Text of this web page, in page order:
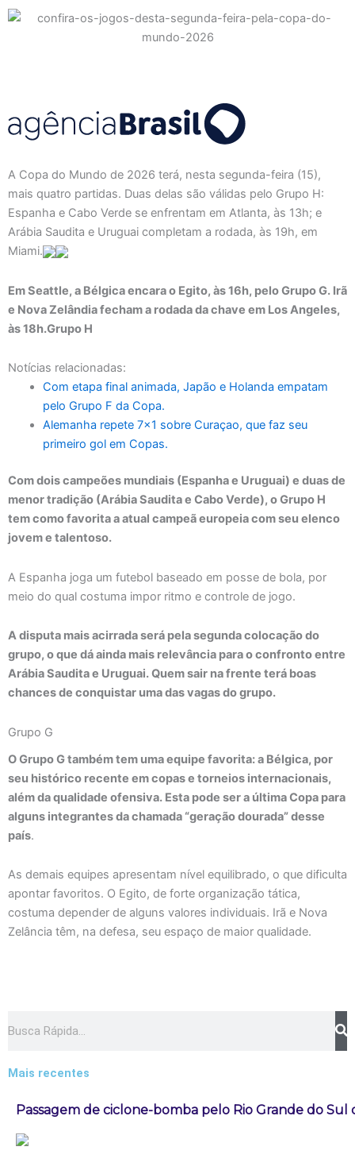
A Copa do Mundo de 2026 terá, nesta segunda-feira (15),
mais quatro partidas. Duas delas são válidas pelo Grupo H:
Espanha e Cabo Verde se enfrentam em Atlanta, às 13h; e
Arábia Saudita e Uruguai completam a rodada, às 19h, em
Miami.
Em Seattle, a Bélgica encara o Egito, às 16h, pelo Grupo G. Irã
e Nova Zelândia fecham a rodada da chave em Los Angeles,
às 18h.Grupo H
Notícias relacionadas:
Com etapa final animada, Japão e Holanda empatam
pelo Grupo F da Copa.
Alemanha repete 7×1 sobre Curaçao, que faz seu
primeiro gol em Copas.
Com dois campeões mundiais (Espanha e Uruguai) e duas de
menor tradição (Arábia Saudita e Cabo Verde), o Grupo H
tem como favorita a atual campeã europeia com seu elenco
jovem e talentoso.
A Espanha joga um futebol baseado em posse de bola, por
meio do qual costuma impor ritmo e controle de jogo.
A disputa mais acirrada será pela segunda colocação do
grupo, o que dá ainda mais relevância para o confronto entre
Arábia Saudita e Uruguai. Quem sair na frente terá boas
chances de conquistar uma das vagas do grupo.
Grupo G
O Grupo G também tem uma equipe favorita: a Bélgica, por
seu histórico recente em copas e torneios internacionais,
além da qualidade ofensiva. Esta pode ser a última Copa para
alguns integrantes da chamada “geração dourada” desse
país.
As demais equipes apresentam nível equilibrado, o que dificulta
apontar favoritos. O Egito, de forte organização tática,
costuma depender de alguns valores individuais. Irã e Nova
Zelância têm, na defesa, seu espaço de maior qualidade.
Mais recentes
Passagem de ciclone-bomba pelo Rio Grande do